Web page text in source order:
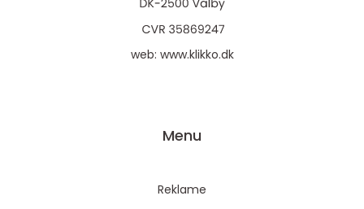
web: www.klikko.dk
Menu
Reklame